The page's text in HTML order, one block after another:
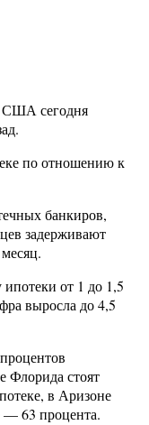
США сегодня
по отношению к
банкиров,
задерживают
от 1 до 1,5
выросла до 4,5
Флорида стоят
в Аризоне
— 63 процента.